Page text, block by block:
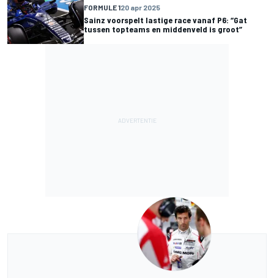
FORMULE 120 apr 2025
Sainz voorspelt lastige race vanaf P6: “Gat
tussen topteams en middenveld is groot”